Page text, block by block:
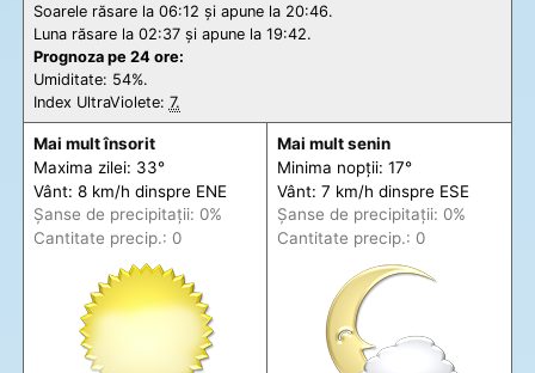
Soarele răsare la 06:12 și apune la 20:46.
Luna răsare la 02:37 și apune la 19:42.
Prognoza pe 24 ore:
Umiditate: 54%.
Index UltraViolete: 7.
Mai mult însorit
Maxima zilei: 33°
Vânt: 8 km/h dinspre ENE
Șanse de precipitații: 0%
Cantitate precip.: 0
Mai mult senin
Minima nopții: 17°
Vânt: 7 km/h dinspre ESE
Șanse de precipitații: 0%
Cantitate precip.: 0